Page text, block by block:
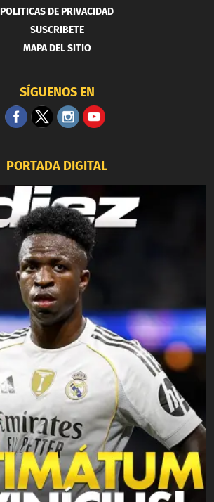
POLITICAS DE PRIVACIDAD
SUSCRIBETE
MAPA DEL SITIO
SÍGUENOS EN
PORTADA DIGITAL